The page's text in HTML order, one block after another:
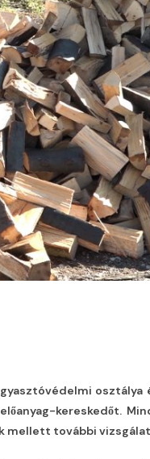
osztálya
kereskedőt.
mellett további